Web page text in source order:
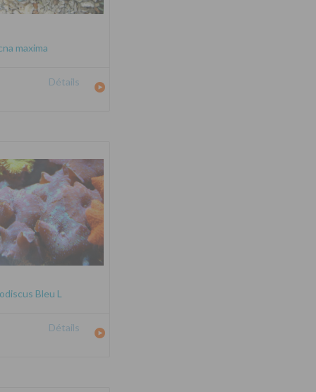
maxima
Détails
Bleu L
Détails